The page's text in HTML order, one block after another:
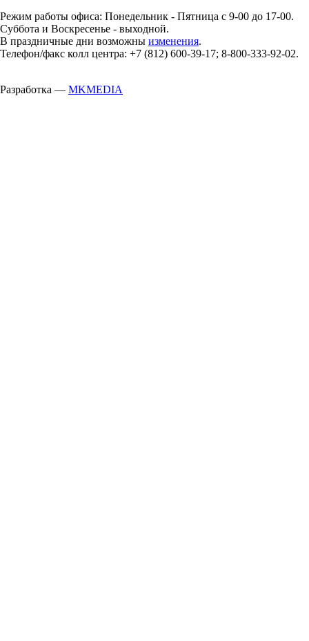
Режим работы офиса: Понедельник - Пятница с 9-00 до 17-00.
Суббота и Воскресенье - выходной.
В праздничные дни возможны изменения.
Телефон/факс колл центра: +7 (812) 600-39-17; 8-800-333-92-02.
Разработка — MKMEDIA